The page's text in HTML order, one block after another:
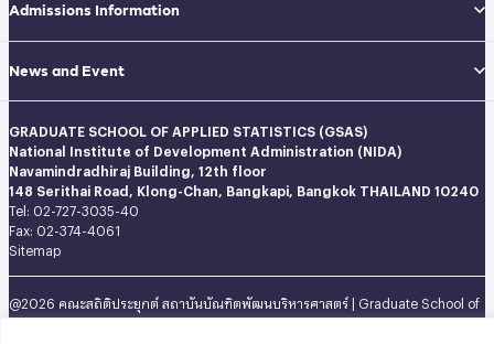
Admissions Information
News and Event
GRADUATE SCHOOL OF APPLIED STATISTICS (GSAS)
National Institute of Development Administration (NIDA)
Navamindradhiraj Building, 12th floor
148 Serithai Road, Klong-Chan, Bangkapi, Bangkok THAILAND 10240
Tel: 02-727-3035-40
Fax: 02-374-4061
Sitemap
@2026 คณะสถิติประยุกต์ สถาบันบัณฑิตพัฒนบริหารศาสตร์ | Graduate School of
Applied Statistics . All rights reserved.